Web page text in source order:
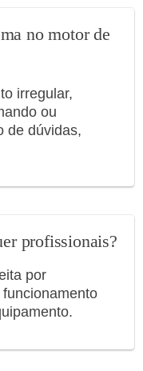
no motor de
irregular,
ou
de dúvidas,
profissionais?
por